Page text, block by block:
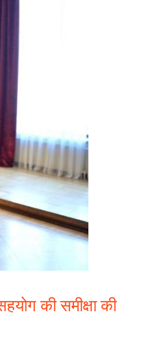
की समीक्षा की